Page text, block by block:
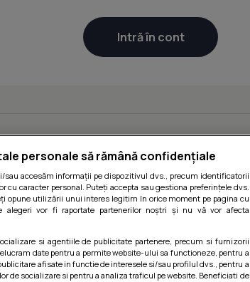
personale să rămână confidențiale
sau accesăm informații pe dispozitivul dvs., precum identificatorii
cu caracter personal. Puteți accepta sau gestiona preferințele dvs.
opune utilizării unui interes legitim în orice moment pe pagina cu
alegeri vor fi raportate partenerilor noștri și nu vă vor afecta
si agentiile de publicitate partenere, precum si furnizorii
date pentru a permite website-ului sa functioneze, pentru a
afisate in functie de interesele si/sau profilul dvs., pentru a
de socializare si pentru a analiza traficul pe website. Beneficiati de